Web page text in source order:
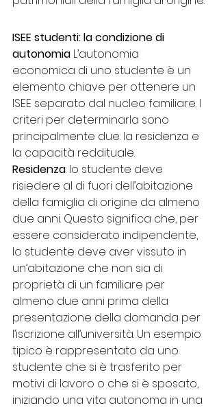
ISEE studenti: la condizione di
autonomia L’autonomia
economica di uno studente è un
elemento chiave per ottenere un
ISEE separato dal nucleo familiare. I
criteri per determinarla sono
principalmente due: la residenza e
la capacità reddituale.
Residenza: lo studente deve
risiedere al di fuori dell’abitazione
della famiglia di origine da almeno
due anni. Questo significa che, per
essere considerato indipendente,
lo studente deve aver vissuto in
un’abitazione che non sia di
proprietà di un familiare per
almeno due anni prima della
presentazione della domanda per
l’iscrizione all’università. Un esempio
tipico è rappresentato da uno
studente che si è trasferito per
motivi di lavoro o che si è sposato,
iniziando una vita autonoma in una